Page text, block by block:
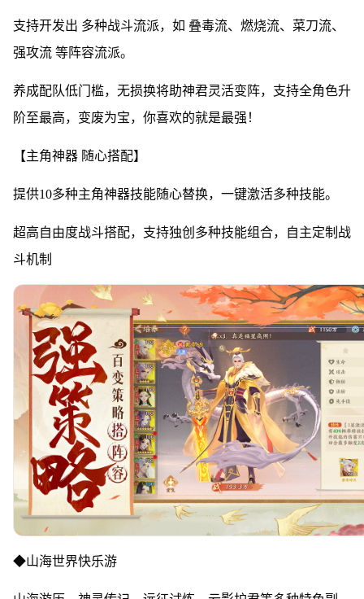
支持开发出 多种战斗流派，如 叠毒流、燃烧流、菜刀流、
强攻流 等阵容流派。
养成配队低门槛，无损换将助神君灵活变阵，支持全角色升
阶至最高，变废为宝，你喜欢的就是最强！
【主角神器 随心搭配】
提供10多种主角神器技能随心替换，一键激活多种技能。
超高自由度战斗搭配，支持独创多种技能组合，自主定制战
斗机制
◆山海世界快乐游